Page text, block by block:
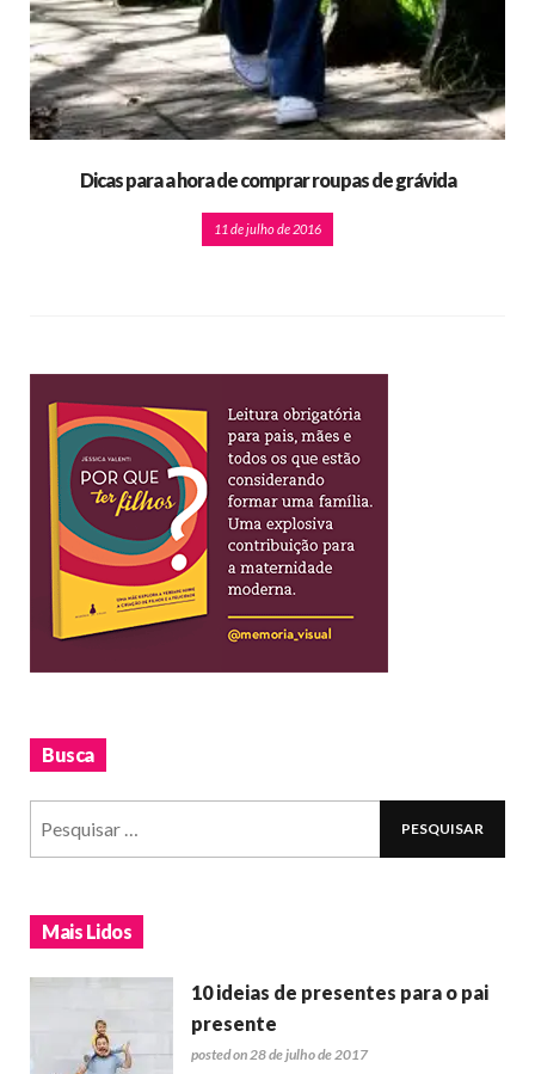
Dicas para a hora de comprar roupas de grávida
11 de julho de 2016
Busca
Mais Lidos
10 ideias de presentes para o pai
presente
posted on 28 de julho de 2017